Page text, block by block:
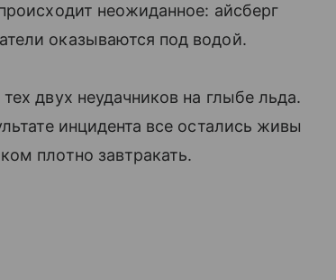
неожиданное: айсберг
оказываются под водой.
двух неудачников на глыбе льда.
инцидента все остались живы
плотно завтракать.